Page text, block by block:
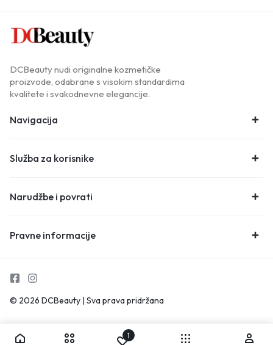
DCBeauty nudi originalne kozmetičke
proizvode, odabrane s visokim standardima
kvalitete i svakodnevne elegancije.
Navigacija
Služba za korisnike
Narudžbe i povrati
Pravne informacije
© 2026 DCBeauty | Sva prava pridržana
1